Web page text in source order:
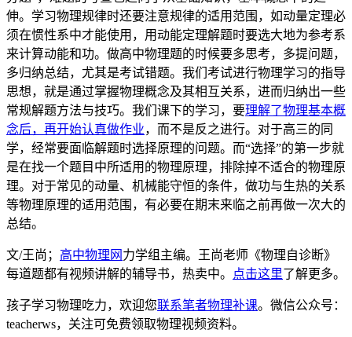
伸。学习物理规律时还要注意规律的适用范围，如动量定理必
须在惯性系中才能使用，用动能定理解题时要选大地为参考系
来计算动能和功。做高中物理题的时候要多思考，多提问题，
多归纳总结，尤其是考试错题。我们考试进行物理学习的指导
思想，就是通过掌握物理概念及其相互关系，进而归纳出一些
常规解题方法与技巧。我们课下的学习，要理解了物理基本概
念后，再开始认真做作业，而不是反之进行。对于高三的同
学，经常要面临解题时选择原理的问题。而“选择”的第一步就
是在找一个题目中所适用的物理原理，排除掉不适合的物理原
理。对于常见的动量、机械能守恒的条件，做功与生热的关系
等物理原理的适用范围，有必要在期末来临之前再做一次大的
总结。
文/王尚； 高中物理网 力学组主编。王尚老师《物理自诊断》
每道题都有视频讲解的辅导书，热卖中。
点击这里了解更多。
孩子学习物理吃力，欢迎您联系笔者物理补课。微信公众号：
teacherws，关注可免费领取物理视频资料。